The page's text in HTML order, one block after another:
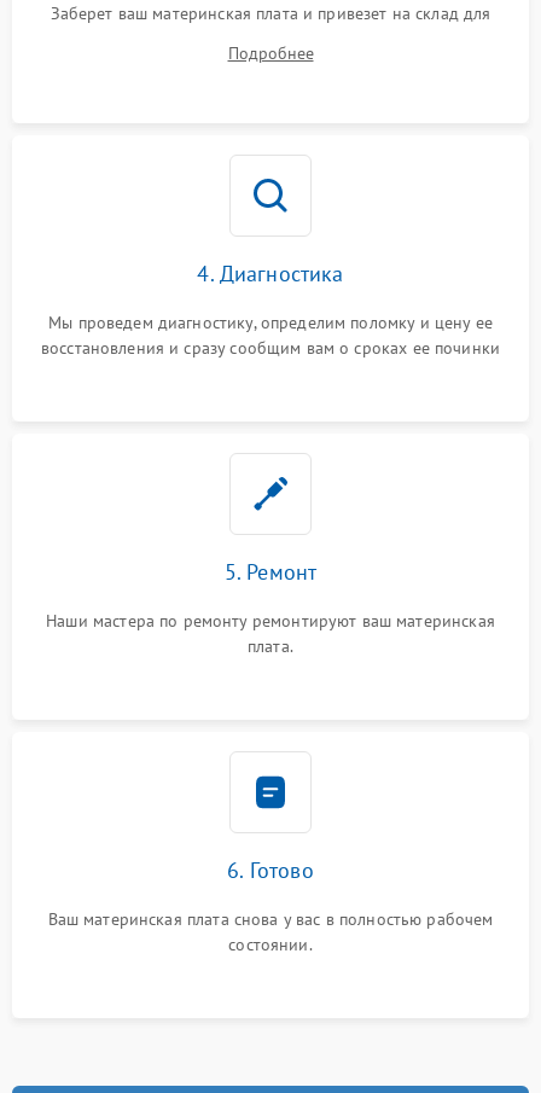
Заберет ваш материнская плата и привезет на склад для
Подробнее
4. Диагностика
Мы проведем диагностику, определим поломку и цену ее
восстановления и сразу сообщим вам о сроках ее починки
5. Ремонт
Наши мастера по ремонту ремонтируют ваш материнская
плата.
6. Готово
Ваш материнская плата снова у вас в полностью рабочем
состоянии.